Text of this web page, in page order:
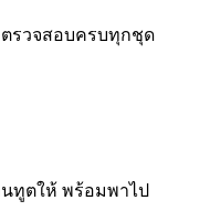
ตรวจสอบครบทุกชุด
นทูตให้ พร้อมพาไป